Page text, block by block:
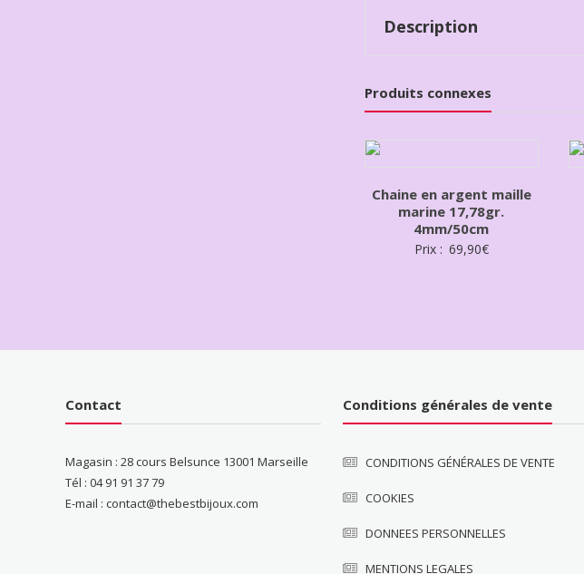
Description
Produits connexes
Chaine en argent maille
marine 17,78gr.
4mm/50cm
Prix : 69,90€
Contact
Magasin : 28 cours Belsunce 13001 Marseille
Tél : 04 91 91 37 79
E-mail : contact@thebestbijoux.com
Conditions générales de vente
CONDITIONS GÉNÉRALES DE VENTE
COOKIES
DONNEES PERSONNELLES
MENTIONS LEGALES